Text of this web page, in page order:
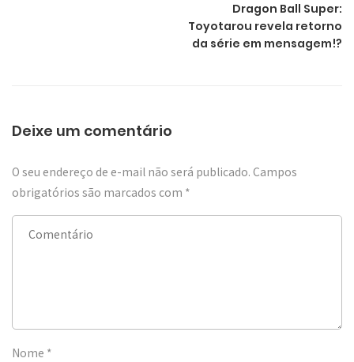
Dragon Ball Super:
Toyotarou revela retorno
da série em mensagem!?
Deixe um comentário
O seu endereço de e-mail não será publicado. Campos
obrigatórios são marcados com *
Nome *